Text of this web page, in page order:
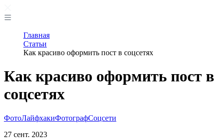
Главная
Статьи
Как красиво оформить пост в соцсетях
Как красиво оформить пост в
соцсетях
ФотоЛайфхакиФотографСоцсети
27 сент. 2023